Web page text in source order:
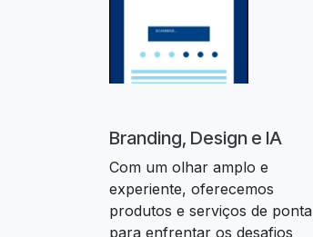
Branding, Design e IA
Com um olhar amplo e
experiente, oferecemos
produtos e serviços de ponta
para enfrentar os desafios